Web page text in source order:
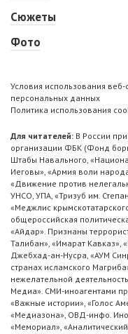
Сюжеты
Фото
Условия использования
персональных данных
Политика использования
Для читателей: В России
организации ФБК (Фонд
Штабы Навального,
Иеговы», «Армия воли
«Движение против
УНСО, УПА, «Тризуб им.
«Меджлис
общероссийская
«Айдар». Признаны
Талибан», «Имарат Кавказ»,
Джебхад-ан-Нусра, «АУМ
странах исламского
нежелательной
Медиа». СМИ-иноагентами
«Важные истории», «Голос
«Медиазона», ОВД-инфо.
«Мемориал»,